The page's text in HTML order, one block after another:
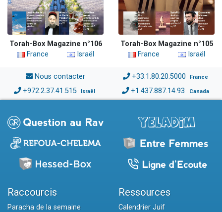
Torah-Box Magazine n°106
France
Israël
Torah-Box Magazine n°105
France
Israël
Nous contacter +33.1.80.20.5000 France
+972.2.37.41.515 Israël +1.437.887.14.93 Canada
Raccourcis
Paracha de la semaine
Ressources
Calendrier Juif